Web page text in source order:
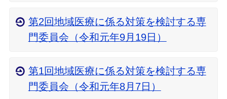
第2回地域医療に係る対策を検討する専
門委員会（令和元年9月19日）
第1回地域医療に係る対策を検討する専
門委員会（令和元年8月7日）